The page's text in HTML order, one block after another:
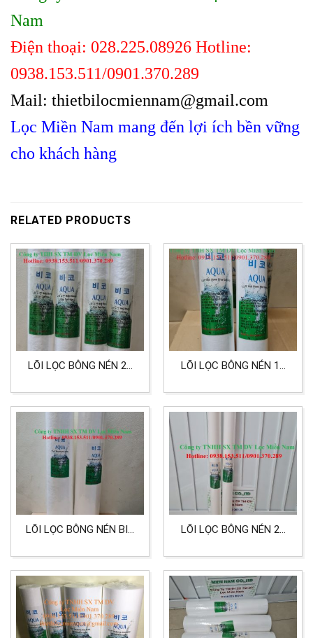
Nam
Điện thoại: 028.225.08926 Hotline:
0938.153.511/0901.370.289
Mail: thietbilocmiennam@gmail.com
Lọc Miền Nam mang đến lợi ích bền vững
cho khách hàng
RELATED PRODUCTS
LÕI LỌC BÔNG NÉN 20
CHO LỌC NƯỚC
LÕI LỌC BÔNG NÉN 10
NƯỚC SINH HOẠT, LỌC
THỰC PHẨM
LÕI LỌC BÔNG NÉN BIG
HIỆU AQUA
LÕI LỌC BÔNG NÉN 20
NƯỚC, THỰC PHẨM